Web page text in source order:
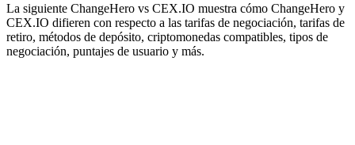
La siguiente ChangeHero vs CEX.IO muestra cómo ChangeHero y
CEX.IO difieren con respecto a las tarifas de negociación, tarifas de
retiro, métodos de depósito, criptomonedas compatibles, tipos de
negociación, puntajes de usuario y más.